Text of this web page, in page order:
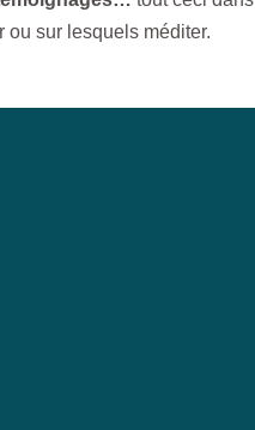
sur lesquels méditer.